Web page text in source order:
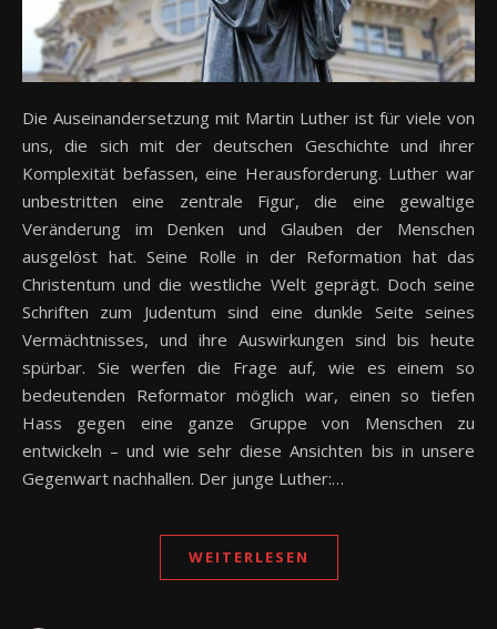
Die Auseinandersetzung mit Martin Luther ist für viele von
uns, die sich mit der deutschen Geschichte und ihrer
Komplexität befassen, eine Herausforderung. Luther war
unbestritten eine zentrale Figur, die eine gewaltige
Veränderung im Denken und Glauben der Menschen
ausgelöst hat. Seine Rolle in der Reformation hat das
Christentum und die westliche Welt geprägt. Doch seine
Schriften zum Judentum sind eine dunkle Seite seines
Vermächtnisses, und ihre Auswirkungen sind bis heute
spürbar. Sie werfen die Frage auf, wie es einem so
bedeutenden Reformator möglich war, einen so tiefen
Hass gegen eine ganze Gruppe von Menschen zu
entwickeln – und wie sehr diese Ansichten bis in unsere
Gegenwart nachhallen. Der junge Luther:…
WEITERLESEN